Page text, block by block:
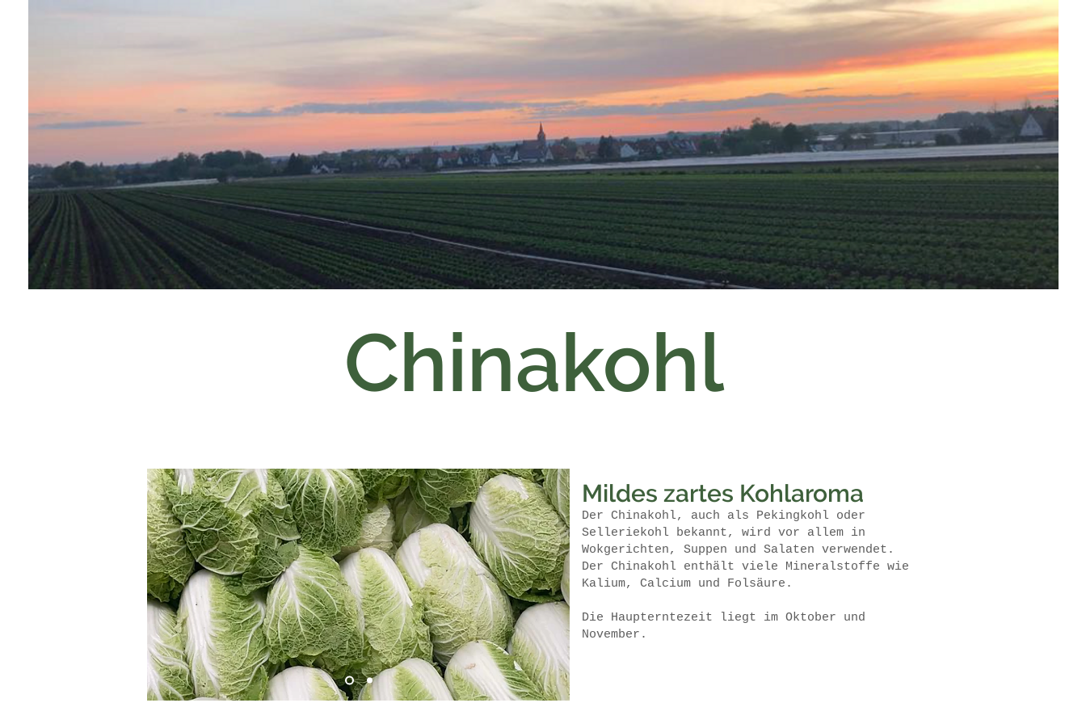
Chinakohl
Mildes zartes Kohlaroma
Der Chinakohl, auch als Pekingkohl oder
Selleriekohl bekannt, wird vor allem in
Wokgerichten, Suppen und Salaten verwendet.
Der Chinakohl enthält viele Mineralstoffe wie
Kalium, Calcium und Folsäure .
Die Haupterntezeit liegt im Oktober und
November.